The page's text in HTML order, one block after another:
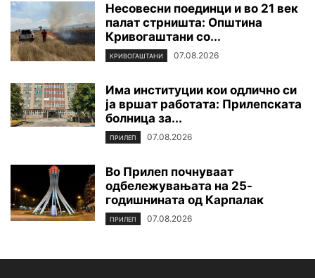
Несовесни поединци и во 21 век
палат стрништа: Општина
Кривогаштани со...
КРИВОГАШТАНИ 07.08.2026
Има институции кои одлично си
ја вршат работата: Прилепската
болница за...
ПРИЛЕП 07.08.2026
Во Прилеп почнуваат
одбележувањата на 25-
годишнината од Карпалак
ПРИЛЕП 07.08.2026